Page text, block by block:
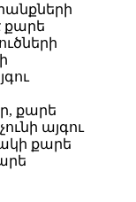
քարե
քարե
այգու
քարե